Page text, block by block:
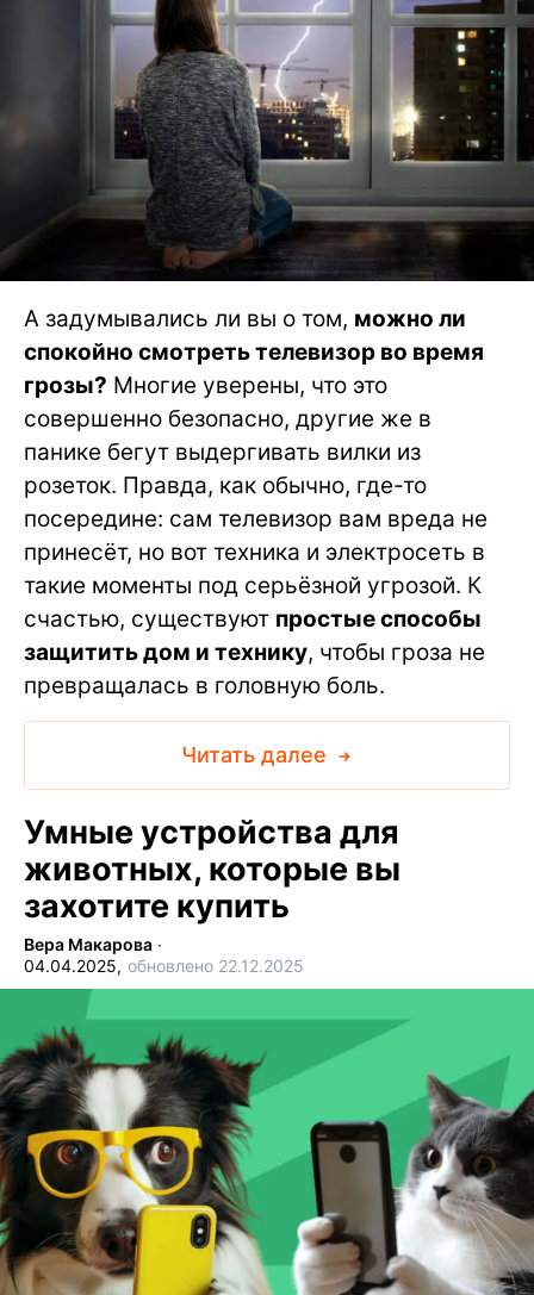
А задумывались ли вы о том, можно ли
спокойно смотреть телевизор во время
грозы? Многие уверены, что это
совершенно безопасно, другие же в
панике бегут выдергивать вилки из
розеток. Правда, как обычно, где-то
посередине: сам телевизор вам вреда не
принесёт, но вот техника и электросеть в
такие моменты под серьёзной угрозой. К
счастью, существуют простые способы
защитить дом и технику, чтобы гроза не
превращалась в головную боль.
Читать далее
Умные устройства для
животных, которые вы
захотите купить
Вера Макарова ∙
04.04.2025, обновлено 22.12.2025